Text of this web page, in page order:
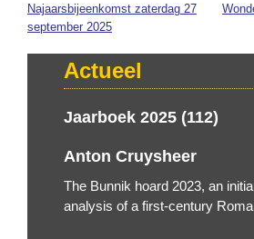
Bericht
navigatie
Najaarsbijeenkomst zaterdag 27
september 2025
Actueel
Jaarboek 2025 (112)
Anton Cruysheer
The Bunnik hoard 2023, an
analysis of a first-century